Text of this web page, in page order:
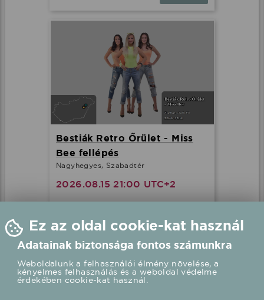
Bestiák Retro Őrület - Miss
Bee fellépés
Nagyhegyes, Szabadtér
2026.08.15 21:00 UTC+2
Ez az oldal cookie-kat használ
Adatainak biztonsága fontos számunkra
Weboldalunk a felhasználói élmény növelése, a
kényelmes felhasználás és a weboldal védelme
érdekében cookie-kat használ.